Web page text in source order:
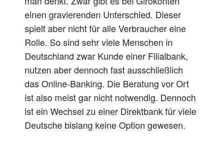
einen gravierenden Unterschied. Dieser
spieltaber nicht für alle Verbraucher eine
Rolle. Sosind sehrviele Menschen in
Deutschland zwar Kunde einer Filialbank,
nutzen aberdennoch fastausschließlich
das Online-Banking. Die Beratung vor Ort
istalso meistgar nicht notwendig. Dennoch
ist ein Wechsel zu einer Direktbank für viele
Deutsche bislang keine Option gewesen.